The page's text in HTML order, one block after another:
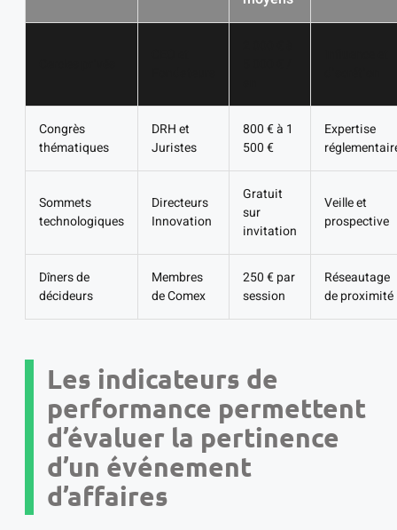
Congrès
thématiques
DRH et
Juristes
800 € à 1
500 €
Expertise
Sommets
technologiques
Directeurs
Innovation
Gratuit
sur
invitation
Veille et
prospective
Dîners de
décideurs
Membres
de Comex
250 € par
session
Réseautage
de proximité
Les indicateurs de
performance permettent
d’évaluer la pertinence
d’un événement
d’affaires